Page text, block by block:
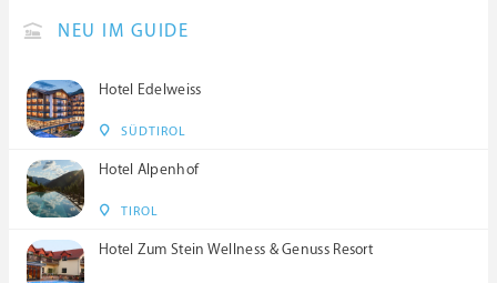
NEU IM GUIDE
Hotel Edelweiss
SÜDTIROL
Hotel Alpenhof
TIROL
Hotel Zum Stein Wellness & Genuss Resort